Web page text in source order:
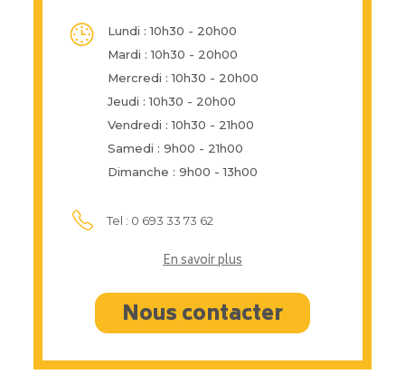
Lundi : 10h30 - 20h00
Mardi : 10h30 - 20h00
Mercredi : 10h30 - 20h00
Jeudi : 10h30 - 20h00
Vendredi : 10h30 - 21h00
Samedi : 9h00 - 21h00
Dimanche : 9h00 - 13h00
Tel : 0 693 33 73 62
En savoir plus
Nous contacter